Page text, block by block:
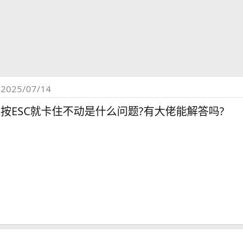
2025/07/14
按ESC就卡住不动是什么问题?有大佬能解答吗?